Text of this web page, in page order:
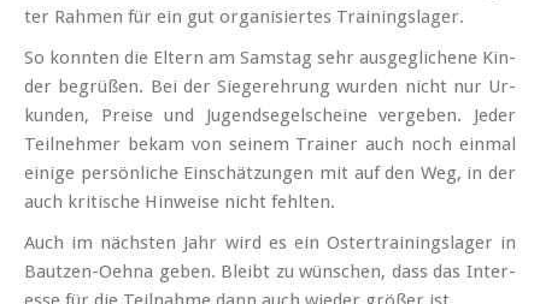
ter Rah­men für ein gut or­ga­ni­sier­tes Trai­nings­la­ger.
So konn­ten die El­tern am Sams­tag sehr aus­ge­gli­che­ne Kin­
der be­grü­ßen. Bei der Sie­ger­eh­rung wur­den nicht nur Ur­
kun­den, Prei­se und Jugend­se­gel­schei­ne ver­ge­ben. Je­der
Teil­neh­mer be­kam von sei­nem Trai­ner auch noch ein­mal
ei­ni­ge per­sön­li­che Ein­schät­zun­gen mit auf den Weg, in der
auch kri­ti­sche Hin­wei­se nicht fehl­ten.
Auch im nächs­ten Jahr wird es ein Os­ter­trai­nings­la­ger in
Baut­zen-Oeh­na ge­ben. Bleibt zu wün­schen, dass das In­ter­